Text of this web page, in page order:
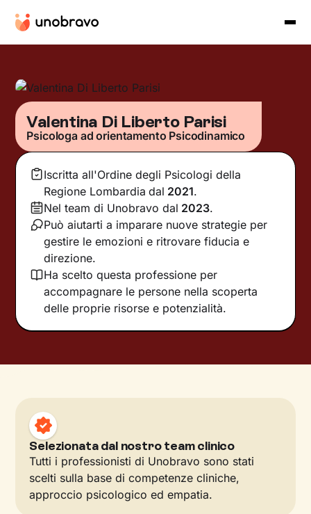
Valentina Di Liberto Parisi
Psicologa ad orientamento Psicodinamico
Iscritta all'Ordine degli Psicologi della
Regione Lombardia dal 2021.
Nel team di Unobravo dal 2023.
Può aiutarti a imparare nuove strategie per
gestire le emozioni e ritrovare fiducia e
direzione.
Ha scelto questa professione per
accompagnare le persone nella scoperta
delle proprie risorse e potenzialità.
Selezionata dal nostro team clinico
Tutti i professionisti di Unobravo sono stati
scelti sulla base di competenze cliniche,
approccio psicologico ed empatia.